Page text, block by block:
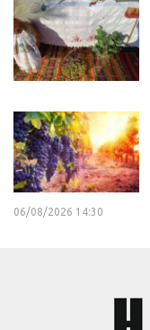
06/08/2026 14:30